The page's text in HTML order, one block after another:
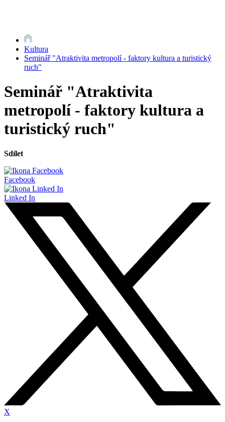
Kultura
Seminář "Atraktivita metropolí - faktory kultura a turistický
ruch"
Seminář "Atraktivita
metropolí - faktory kultura a
turistický ruch"
Sdílet
Facebook
Linked In
X